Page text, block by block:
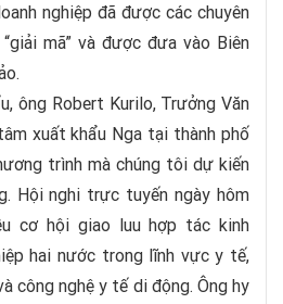
nghiệp đã được các chuyên
mã” và được đưa vào Biên
ông Robert Kurilo, Trưởng Văn
xuất khẩu Nga tại thành phố
trình mà chúng tôi dự kiến
Hội nghi trực tuyến ngày hôm
cơ hội giao luu hợp tác kinh
hai nước trong lĩnh vực y tế,
công nghệ y tế di động. Ông hy